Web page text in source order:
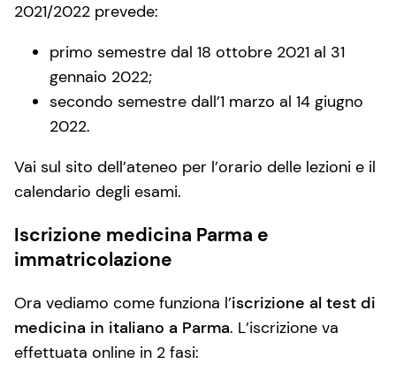
2021/2022 prevede:
primo semestre dal 18 ottobre 2021 al 31
gennaio 2022;
secondo semestre dall’1 marzo al 14 giugno
2022.
Vai sul sito dell’ateneo per l’orario delle lezioni e il
calendario degli esami.
Iscrizione medicina Parma e
immatricolazione
Ora vediamo come funziona l’iscrizione al test di
medicina in italiano a Parma. L’iscrizione va
effettuata online in 2 fasi: